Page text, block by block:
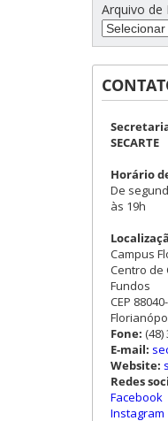
Arquivo de
SECARTE
Horário
De
às 19h
Campus
Centro de
Fundos
CEP
Fone: (48)
E-mail:
Website:
Redes
Facebook
Instagram